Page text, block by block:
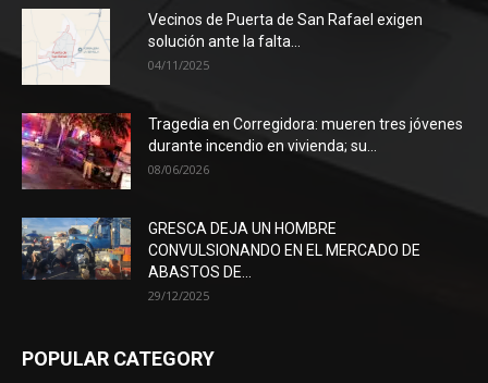
Vecinos de Puerta de San Rafael exigen
solución ante la falta...
04/11/2025
Tragedia en Corregidora: mueren tres jóvenes
durante incendio en vivienda; su...
08/06/2026
GRESCA DEJA UN HOMBRE
CONVULSIONANDO EN EL MERCADO DE
ABASTOS DE...
29/12/2025
POPULAR CATEGORY